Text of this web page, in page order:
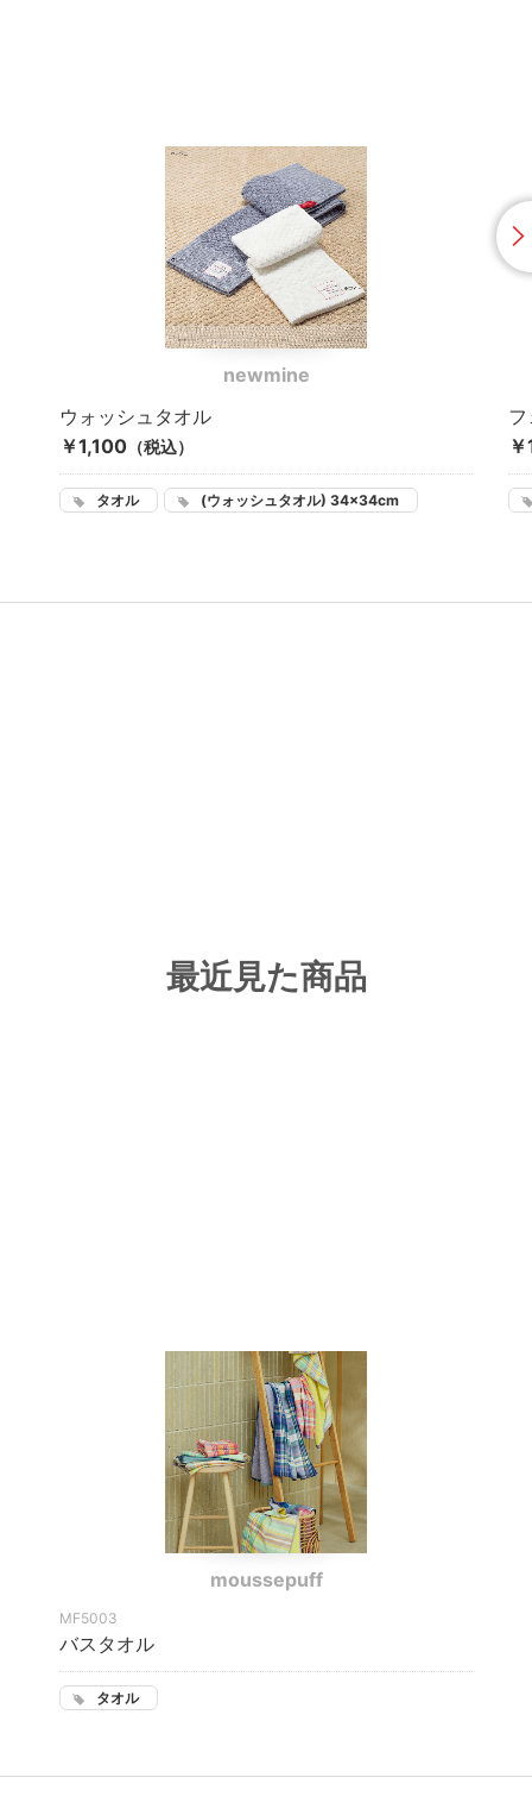
newmine
ウォッシュタオル
￥1,100 （税込）
タオル (ウォッシュタオル) 34×34cm
最近見た商品
moussepuff
MF5003
バスタオル
タオル